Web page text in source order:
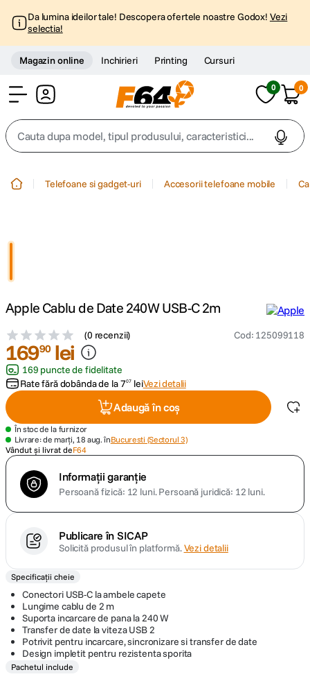
Da lumina ideilor tale! Descopera ofertele noastre Godox! Vezi
selectia!
Magazin online Inchirieri Printing Cursuri
0 0
Cauta dupa model, tipul produsului, caracteristici...
4. peak design
5. canon sx740 hs
6. lavaliera
card memorie
8. ulanzi
9. insta 360
Telefoane si gadget-uri Accesorii telefoane mobile
Apple Cablu de Date 240W USB-C 2m
(0 recenzii) Cod: 125099118
16990 lei
169 puncte de fidelitate
Rate fără dobânda de la707 leiVezi detalii
Adaugă în coș
În stoc de la furnizor
Livrare: de marți, 18 aug. înBucuresti (Sectorul 3)
Vândut și livrat deF64
Informații garanție
Persoană fizică: 12 luni.Persoană juridică: 12 luni.
Publicare în SICAP
Solicită produsul în platformă.Vezi detalii
Specificații cheie
Conectori USB-C la ambele capete
Lungime cablu de 2 m
Suporta incarcare de pana la 240 W
Transfer de date la viteza USB 2
Potrivit pentru incarcare, sincronizare si transfer de date
Design impletit pentru rezistenta sporita
Pachetul include